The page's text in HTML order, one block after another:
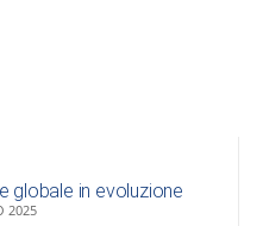
globale in evoluzione
2025